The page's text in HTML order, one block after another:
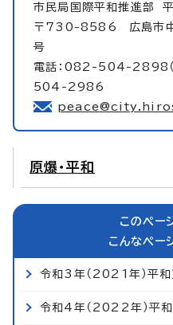
市民局国際平和推進部
〒730-8586 広島市中
号
電話：082-504-2898（
504-2986
原爆・平和
このペー
こんなペー
令和3年（2021年）平
令和4年（2022年）平